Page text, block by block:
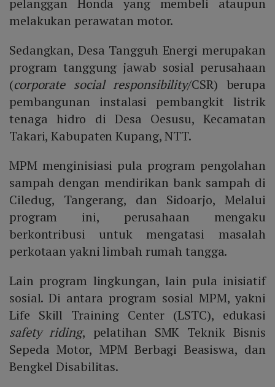
pelanggan Honda yang membeli ataupun
melakukan perawatan motor.
Sedangkan, Desa Tangguh Energi merupakan
program tanggung jawab sosial perusahaan
(corporate social responsibility/CSR) berupa
pembangunan instalasi pembangkit listrik
tenaga hidro di Desa Oesusu, Kecamatan
Takari, Kabupaten Kupang, NTT.
MPM menginisiasi pula program pengolahan
sampah dengan mendirikan bank sampah di
Ciledug, Tangerang, dan Sidoarjo, Melalui
program ini, perusahaan mengaku
berkontribusi untuk mengatasi masalah
perkotaan yakni limbah rumah tangga.
Lain program lingkungan, lain pula inisiatif
sosial. Di antara program sosial MPM, yakni
Life Skill Training Center (LSTC), edukasi
safety riding, pelatihan SMK Teknik Bisnis
Sepeda Motor, MPM Berbagi Beasiswa, dan
Bengkel Disabilitas.